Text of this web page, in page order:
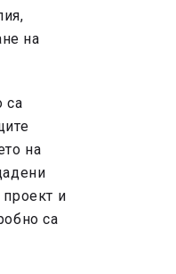
на
са
на
и
са